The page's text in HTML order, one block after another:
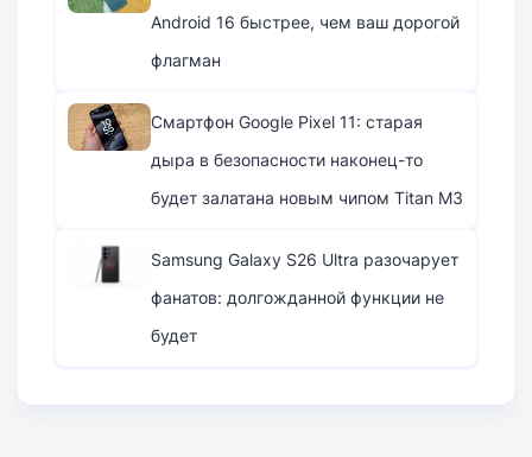
Android 16 быстрее, чем ваш дорогой
флагман
Смартфон Google Pixel 11: старая
дыра в безопасности наконец-то
будет залатана новым чипом Titan M3
Samsung Galaxy S26 Ultra разочарует
фанатов: долгожданной функции не
будет